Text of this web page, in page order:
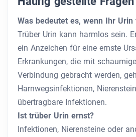
Was bedeutet es, wenn Ihr Urin
Trüber Urin kann harmlos sein.
ein Anzeichen für eine ernste
Erkrankungen, die mit
Verbindung gebracht werden,
Harnwegsinfektionen,
übertragbare Infektionen.
Ist trüber Urin ernst?
Infektionen, Nierensteine ​​oder